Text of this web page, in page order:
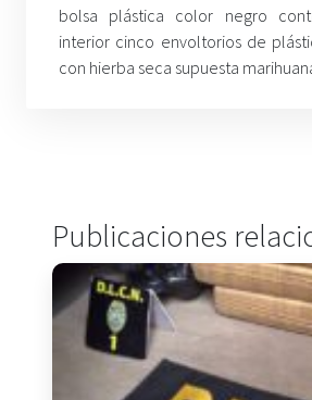
bolsa plástica color negro
interior cinco envoltorios de
con hierba seca supuesta
Publicaciones